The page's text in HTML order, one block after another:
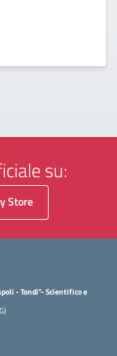
su:
Store
- Tondi"- Scientifico e